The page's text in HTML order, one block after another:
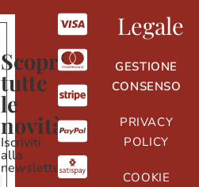
Scopri
tutte
le
novità
Iscriviti
alla
newsletter
Legale
GESTIONE
CONSENSO
PRIVACY
POLICY
COOKIE